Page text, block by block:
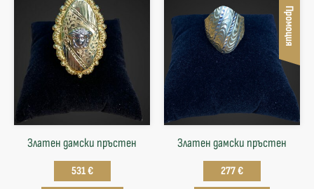
Златен дамски пръстен
531 €
Промоция
Златен дамски пръстен
277 €